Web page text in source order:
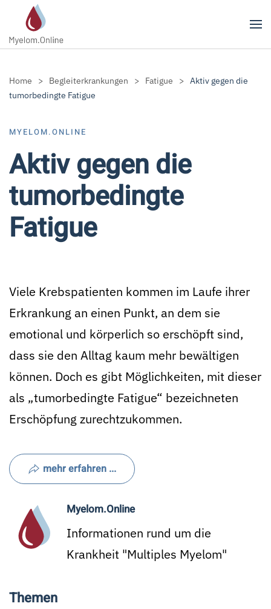
Zum Hauptinhalt springen
Home Begleiterkrankungen Fatigue
Aktiv gegen die
tumorbedingte Fatigue
MYELOM.ONLINE
Aktiv gegen die
tumorbedingte
Fatigue
Viele Krebspatienten kommen im Laufe ihrer
Erkrankung an einen Punkt, an dem sie
emotional und körperlich so erschöpft sind,
dass sie den Alltag kaum mehr bewältigen
können. Doch es gibt Möglichkeiten, mit dieser
als „tumorbedingte Fatigue“ bezeichneten
Erschöpfung zurechtzukommen.
mehr erfahren ...
Myelom.Online
Informationen rund um die
Krankheit "Multiples Myelom"
Themen